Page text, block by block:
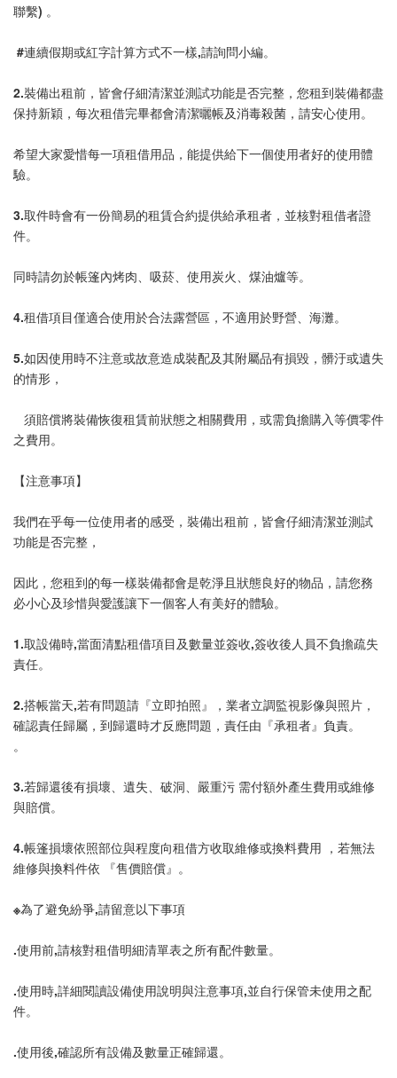
聯繫) 。
#連續假期或紅字計算方式不一樣,請詢問小編。
2.裝備出租前，皆會仔細清潔並測試功能是否完整，您租到裝備都盡
保持新穎，每次租借完畢都會清潔曬帳及消毒殺菌，請安心使用。
希望大家愛惜每一項租借用品，能提供給下一個使用者好的使用體
驗。
3.取件時會有一份簡易的租賃合約提供給承租者，並核對租借者證
件。
同時請勿於帳篷內烤肉、吸菸、使用炭火、煤油爐等。
4.租借項目僅適合使用於合法露營區，不適用於野營、海灘。
5.如因使用時不注意或故意造成裝配及其附屬品有損毀，髒汙或遺失
的情形，
須賠償將裝備恢復租賃前狀態之相關費用，或需負擔購入等價零件
之費用。
【注意事項】
我們在乎每一位使用者的感受，裝備出租前，皆會仔細清潔並測試
功能是否完整，
因此，您租到的每一樣裝備都會是乾淨且狀態良好的物品，請您務
必小心及珍惜與愛護讓下一個客人有美好的體驗。
1.取設備時,當面清點租借項目及數量並簽收,簽收後人員不負擔疏失
責任。
2.搭帳當天,若有問題請『立即拍照』，業者立調監視影像與照片，
確認責任歸屬，到歸還時才反應問題，責任由『承租者』負責。
。
3.若歸還後有損壞、遺失、破洞、嚴重污 需付額外產生費用或維修
與賠償。
4.帳篷損壞依照部位與程度向租借方收取維修或換料費用 ，若無法
維修與換料件依 『售價賠償』。
※為了避免紛爭,請留意以下事項
.使用前,請核對租借明細清單表之所有配件數量。
.使用時,詳細閱讀設備使用說明與注意事項,並自行保管未使用之配
件。
.使用後,確認所有設備及數量正確歸還。